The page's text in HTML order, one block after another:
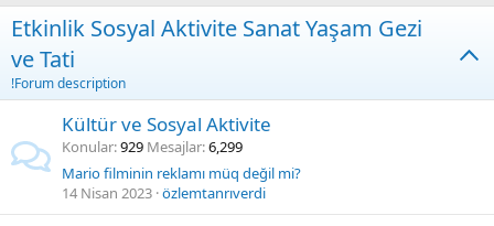
Etkinlik Sosyal Aktivite Sanat Yaşam Gezi
ve Tati
!Forum description
Kültür ve Sosyal Aktivite
Konular 929 Mesajlar 6,299
Mario filminin reklamı müq değil mi?
14 Nisan 2023 özlemtanrıverdi